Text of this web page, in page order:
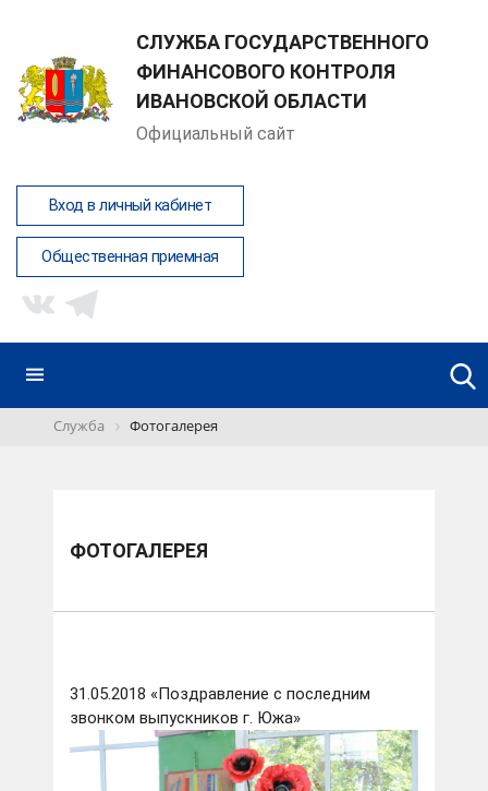
СЛУЖБА ГОСУДАРСТВЕННОГО
ФИНАНСОВОГО КОНТРОЛЯ
ИВАНОВСКОЙ ОБЛАСТИ
Официальный сайт
Вход в личный кабинет
Общественная приемная
Служба Фотогалерея
ФОТОГАЛЕРЕЯ
31.05.2018 «Поздравление с последним
звонком выпускников г. Южа»